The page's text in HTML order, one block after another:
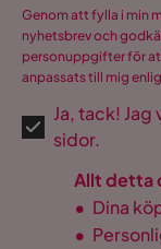
Genom att fylla i min
nyhetsbrev och
personuppgifter för
anpassats till mig
Ja, tack!
sidor.
Allt detta
• Dina
•